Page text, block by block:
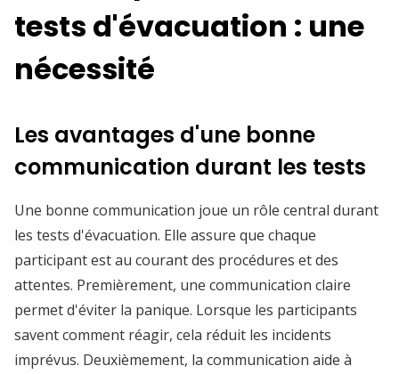
tests d'évacuation : une
nécessité
Les avantages d'une bonne
communication durant les tests
Une bonne communication joue un rôle central durant
les tests d'évacuation. Elle assure que chaque
participant est au courant des procédures et des
attentes. Premièrement, une communication claire
permet d'éviter la panique. Lorsque les participants
savent comment réagir, cela réduit les incidents
imprévus. Deuxièmement, la communication aide à